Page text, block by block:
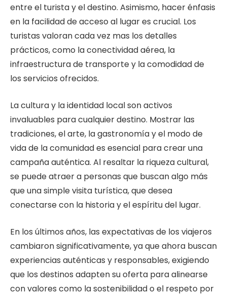
entre el turista y el destino. Asimismo, hacer énfasis
en la facilidad de acceso al lugar es crucial. Los
turistas valoran cada vez mas los detalles
prácticos, como la conectividad aérea, la
infraestructura de transporte y la comodidad de
los servicios ofrecidos.
La cultura y la identidad local son activos
invaluables para cualquier destino. Mostrar las
tradiciones, el arte, la gastronomía y el modo de
vida de la comunidad es esencial para crear una
campaña auténtica. Al resaltar la riqueza cultural,
se puede atraer a personas que buscan algo más
que una simple visita turística, que desea
conectarse con la historia y el espíritu del lugar.
En los últimos años, las expectativas de los viajeros
cambiaron significativamente, ya que ahora buscan
experiencias auténticas y responsables, exigiendo
que los destinos adapten su oferta para alinearse
con valores como la sostenibilidad o el respeto por